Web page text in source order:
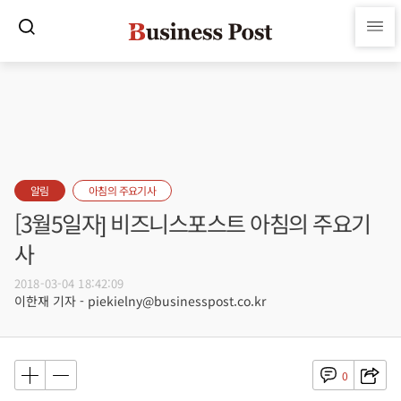
알림 아침의 주요기사
[3월5일자] 비즈니스포스트 아침의 주요기
사
2018-03-04 18:42:09
이한재 기자 - piekielny@businesspost.co.kr
0